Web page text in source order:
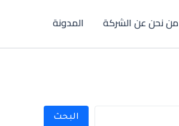
من نحن عن الشركة المدونة
البحث